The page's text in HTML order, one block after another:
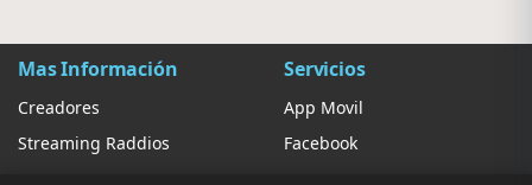
Mas Información
Creadores
Streaming Raddios
Servicios
App Movil
Facebook